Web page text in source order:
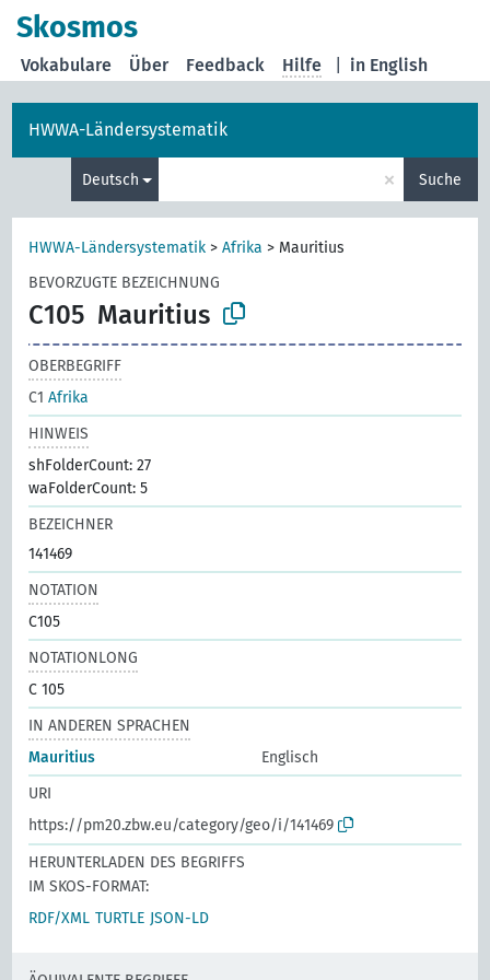
Skosmos
in English
Vokabulare Über Feedback Hilfe
HWWA-Ländersystematik
Deutsch × Suche
HWWA-Ländersystematik >Afrika > Mauritius
BEVORZUGTE BEZEICHNUNG
C105 Mauritius
OBERBEGRIFF
C1Afrika
HINWEIS
shFolderCount: 27
waFolderCount: 5
BEZEICHNER
141469
NOTATION
C105
NOTATIONLONG
C 105
IN ANDEREN SPRACHEN
Mauritius
Englisch
URI
https://pm20.zbw.eu/category/geo/i/141469
HERUNTERLADEN DES BEGRIFFS
IM SKOS-FORMAT:
RDF/XML TURTLE JSON-LD